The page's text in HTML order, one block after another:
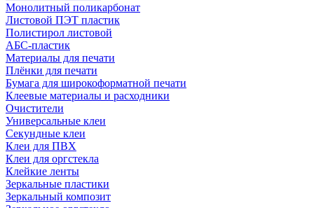
Монолитный поликарбонат
Листовой ПЭТ пластик
Полистирол листовой
АБС-пластик
Материалы для печати
Плёнки для печати
Бумага для широкоформатной печати
Клеевые материалы и расходники
Очистители
Универсальные клеи
Секундные клеи
Клеи для ПВХ
Клеи для оргстекла
Клейкие ленты
Зеркальные пластики
Зеркальный композит